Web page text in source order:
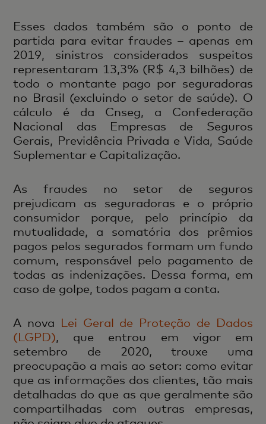
Esses dados também são o ponto de
partida para evitar fraudes – apenas em
2019, sinistros considerados suspeitos
representaram 13,3% (R$ 4,3 bilhões) de
todo o montante pago por seguradoras
no Brasil (excluindo o setor de saúde). O
cálculo é da Cnseg, a Confederação
Nacional das Empresas de Seguros
Gerais, Previdência Privada e Vida, Saúde
Suplementar e Capitalização.
As fraudes no setor de seguros
prejudicam as seguradoras e o próprio
consumidor porque, pelo princípio da
mutualidade, a somatória dos prêmios
pagos pelos segurados formam um fundo
comum, responsável pelo pagamento de
todas as indenizações. Dessa forma, em
caso de golpe, todos pagam a conta.
A nova Lei Geral de Proteção de Dados
(LGPD), que entrou em vigor em
setembro de 2020, trouxe uma
preocupação a mais ao setor: como evitar
que as informações dos clientes, tão mais
detalhadas do que as que geralmente são
compartilhadas com outras empresas,